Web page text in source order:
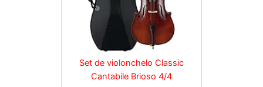
Set de violonchelo Classic
Cantabile Brioso 4/4